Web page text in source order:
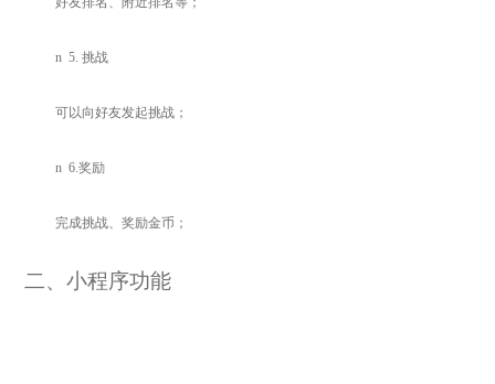
n 5.挑战
可以向好友发起挑战；
n 6.奖励
完成挑战、奖励金币；
二、小程序功能